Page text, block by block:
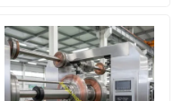
kW, przeznaczona do
produkcji drutu
kablowego